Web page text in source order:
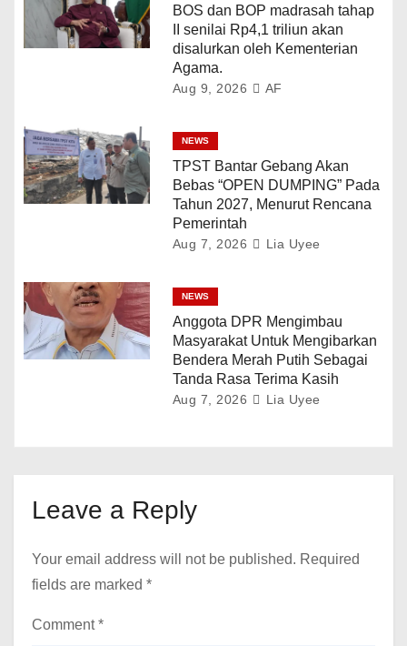
BOS dan BOP madrasah tahap
II senilai Rp4,1 triliun akan
disalurkan oleh Kementerian
Agama.
Aug 9, 2026 AF
NEWS
TPST Bantar Gebang Akan
Bebas “OPEN DUMPING” Pada
Tahun 2027, Menurut Rencana
Pemerintah
Aug 7, 2026 Lia Uyee
NEWS
Anggota DPR Mengimbau
Masyarakat Untuk Mengibarkan
Bendera Merah Putih Sebagai
Tanda Rasa Terima Kasih
Aug 7, 2026 Lia Uyee
Leave a Reply
Your email address will not be published. Required
fields are marked *
Comment*